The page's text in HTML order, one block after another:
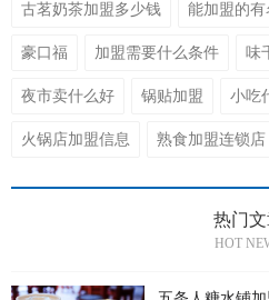
古茗奶茶加盟多少钱 能加盟的
豪口福 加盟需要什么条件 味
夜市卖什么好 锅贴加盟 小吃
火锅店加盟信息 熟食加盟连锁店
热门
HOT